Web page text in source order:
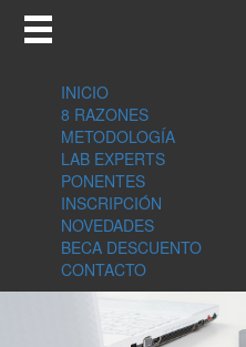
INICIO
8 RAZONES
METODOLOGÍA
LAB EXPERTS
PONENTES
INSCRIPCIÓN
NOVEDADES
BECA DESCUENTO
CONTACTO